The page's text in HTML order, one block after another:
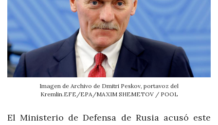
Imagen de Archivo de Dmitri Peskov, portavoz del
Kremlin.EFE/EPA/MAXIM SHEMETOV / POOL
El Ministerio de Defensa de Rusia acusó este